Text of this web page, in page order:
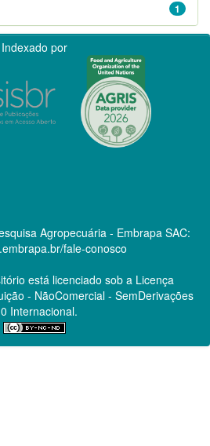
1
Indexado por
Agropecuária - Embrapa SAC:
fale-conosco
está licenciado sob a Licença
- NãoComercial - SemDerivações
Internacional.